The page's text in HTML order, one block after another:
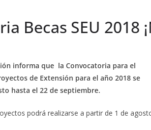
Becas SEU 2018
informa que la Convocatoria para el
de Extensión para el año 2018 se
hasta el 22 de septiembre.
podrá realizarse a partir de 1 de